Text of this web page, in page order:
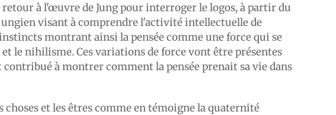
retour à l'œuvre de Jung pour interroger le logos, à partir du
visant à comprendre l'activité intellectuelle de
montrant ainsi la pensée comme une force qui se
le nihilisme. Ces variations de force vont être présentes
à montrer comment la pensée prenait sa vie dans
choses et les êtres comme en témoigne la quaternité